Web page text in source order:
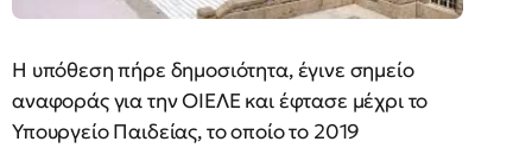
Η υπόθεση πήρε δημοσιότητα, έγινε σημείο
αναφοράς για την ΟΙΕΛΕ και έφτασε μέχρι το
Υπουργείο Παιδείας, το οποίο το 2019